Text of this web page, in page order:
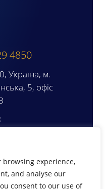
browsing experience,
and analyse our
consent to our use of
4850
Україна, м.
5, офіс